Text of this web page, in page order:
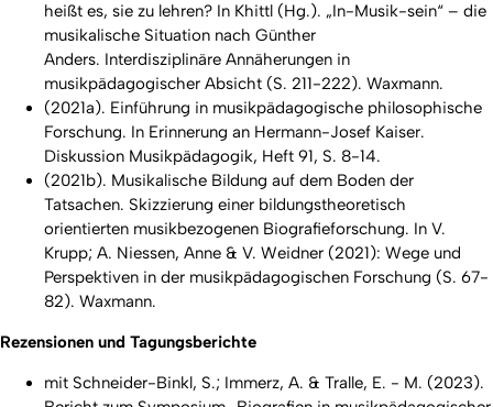
heißt es, sie zu lehren? In Khittl (Hg.). „In-Musik-sein“ – die
musikalische Situation nach Günther
Anders. Interdisziplinäre Annäherungen in
musikpädagogischer Absicht (S. 211-222). Waxmann.
(2021a). Einführung in musikpädagogische philosophische
Forschung. In Erinnerung an Hermann-Josef Kaiser.
Diskussion Musikpädagogik, Heft 91, S. 8-14.
(2021b). Musikalische Bildung auf dem Boden der
Tatsachen. Skizzierung einer bildungstheoretisch
orientierten musikbezogenen Biografieforschung. In V.
Krupp; A. Niessen, Anne & V. Weidner (2021): Wege und
Perspektiven in der musikpädagogischen Forschung (S. 67-
82). Waxmann.
Rezensionen und Tagungsberichte
mit Schneider-Binkl, S.; Immerz, A. & Tralle, E. - M. (2023).